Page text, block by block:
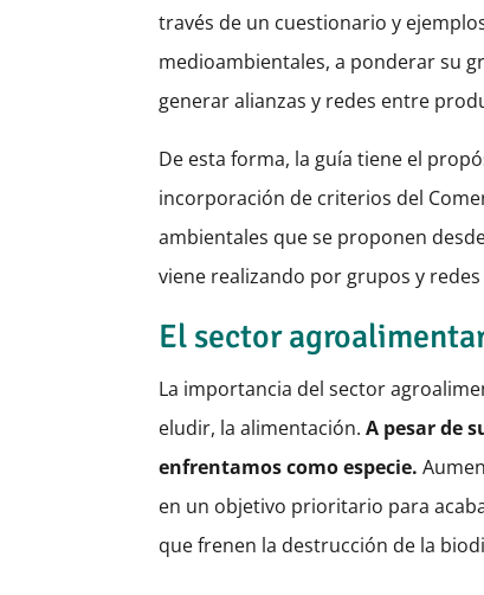
través de un cuestionario y
medioambientales, a ponderar su
generar alianzas y redes entre
De esta forma, la guía tiene el
incorporación de criterios del
ambientales que se proponen
viene realizando por grupos y
El sector
La importancia del sector
eludir, la alimentación. A pesar de
enfrentamos como especie.
en un objetivo prioritario para
que frenen la destrucción de la